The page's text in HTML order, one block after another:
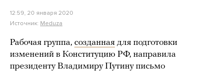
12:59, 20 января 2020
Источник: Meduza
Рабочая группа, созданная для подготовки
изменений в Конституцию РФ, направила
президенту Владимиру Путину письмо